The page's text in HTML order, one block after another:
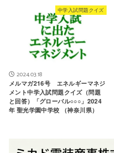
中学入試問題クイズ
2024.03.18
メルマガ216号 エネルギーマネジ
メント中学入試問題クイズ（問題
と回答）「グローバル○○○」2024
年 聖光学園中学校 （神奈川県）